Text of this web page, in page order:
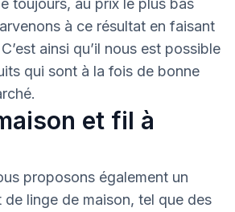
toujours, au prix le plus bas
à ce résultat en faisant
ainsi qu’il nous est possible
qui sont à la fois de bonne
et fil à
proposons également un
de linge de maison, tel que des